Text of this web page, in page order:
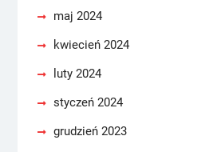
maj 2024
kwiecień 2024
luty 2024
styczeń 2024
grudzień 2023